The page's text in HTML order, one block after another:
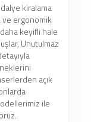
kiralama
ve ergonomik
keyifli hale
Unutulmaz
açık
ile